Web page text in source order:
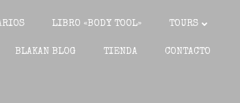
LIBRO «BODY TOOL» TOURS
BLAKAN BLOG TIENDA CONTACTO